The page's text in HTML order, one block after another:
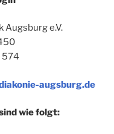
Augsburg e.V.
574
augsburg.de
wie folgt: